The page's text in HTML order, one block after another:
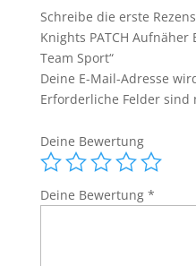
PATCH
Aufnäher
Bügelbild
Eishockey
US
Sport
Menge
Schreibe die erste
Knights PATCH Aufnäher
Team Sport“
Deine E-Mail-Adresse
Erforderliche Felder sind
Deine Bewertung
Deine Bewertung *